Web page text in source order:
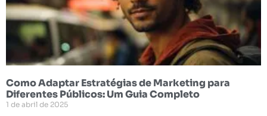
Como Adaptar Estratégias de Marketing para
Diferentes Públicos: Um Guia Completo
1 de abril de 2025